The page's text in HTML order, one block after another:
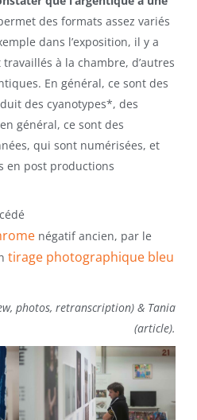
des formats assez variés
dans l’exposition, il y a
à la chambre, d’autres
En général, ce sont des
des cyanotypes*, des
général, ce sont des
qui sont numérisées, et
en post productions
négatif ancien, par le
tirage photographique bleu
photos, retranscription) & Tania
(article).